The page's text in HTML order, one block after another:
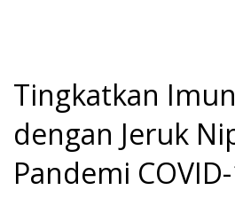
Tingkatkan
dengan Jeruk
Pandemi